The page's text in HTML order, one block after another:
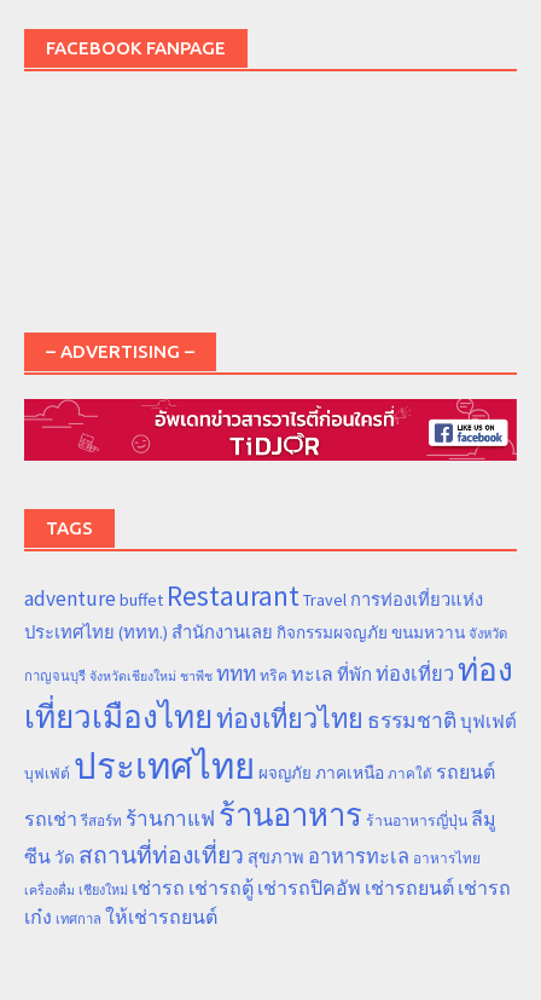
FACEBOOK FANPAGE
– ADVERTISING –
TAGS
adventure buffet RestaurantTravel การท่องเที่ยวแห่ง
ประเทศไทย (ททท.) สำนักงานเลย กิจกรรมผจญภัย ขนมหวาน จังหวัด
กาญจนบุรี จังหวัดเชียงใหม่ ชาพีช ททท ทริค ทะเล ที่พัก ท่องเที่ยวท่อง
เที่ยวเมืองไทยท่องเที่ยวไทย ธรรมชาติ บุฟเฟต์
บุฟเฟ่ต์ ประเทศไทย ผจญภัย ภาคเหนือ ภาคใต้ รถยนต์
รถเช่า รีสอร์ท ร้านกาแฟ ร้านอาหาร ร้านอาหารญี่ปุ่น ลีมู
ซีน วัด สถานที่ท่องเที่ยว สุขภาพ อาหารทะเล อาหารไทย
เครื่องดื่ม เชียงใหม่ เช่ารถ เช่ารถตู้ เช่ารถปิคอัพ เช่ารถยนต์ เช่ารถ
เก๋ง เทศกาล ให้เช่ารถยนต์